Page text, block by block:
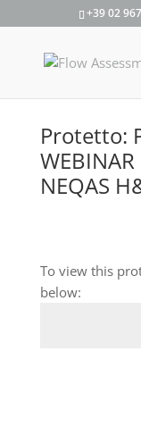
+39 02
Protetto:
NEQAS
To view this
below: